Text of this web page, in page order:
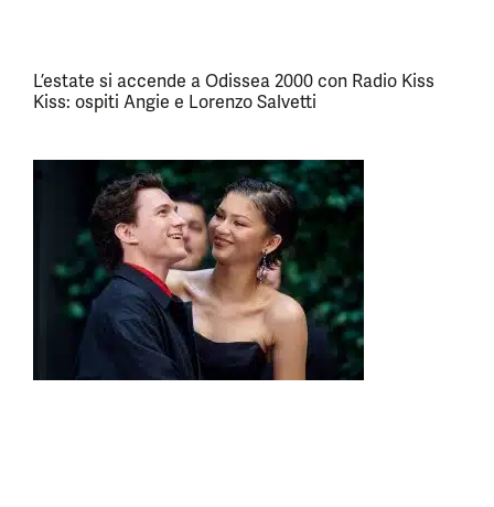
L’estate si accende a Odissea 2000 con Radio Kiss
Kiss: ospiti Angie e Lorenzo Salvetti